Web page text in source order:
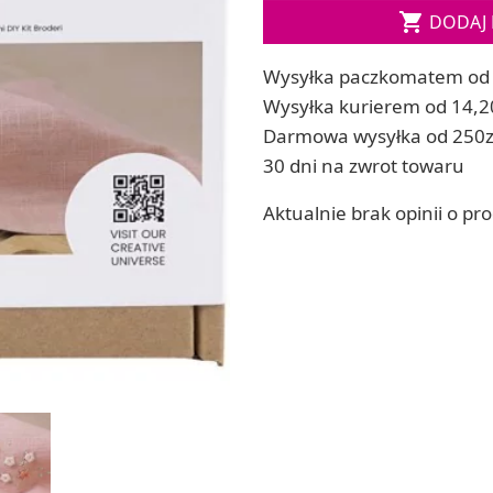
ręcznych
Soda, kwasek, formy do kul do kąpieli
RZEŹBA, GLINY I ODLEWY
Lepienie i rzeźbienie
Odlewy dekoracyjne
Tworzenie z gliny polimerowej
Modelowanie dla dzieci
 DODAJ
Wysyłka paczkomatem od
Wysyłka kurierem od
Darmowa wysyłka od
30 dni na zwrot towaru
Aktualnie brak opinii o